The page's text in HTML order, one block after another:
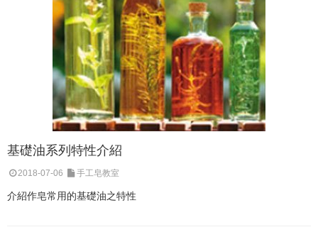
基礎油系列特性介紹
2018-07-06 手工皂教室
介紹作皂常用的基礎油之特性